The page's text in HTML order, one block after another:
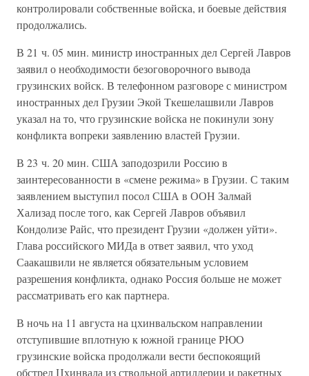
контролировали собственные войска, и боевые действия
продолжались.
В 21 ч. 05 мин. министр иностранных дел Сергей Лавров
заявил о необходимости безоговорочного вывода
грузинских войск. В телефонном разговоре с министром
иностранных дел Грузии Экой Ткешелашвили Лавров
указал на то, что грузинские войска не покинули зону
конфликта вопреки заявлению властей Грузии.
В 23 ч. 20 мин. США заподозрили Россию в
заинтересованности в «смене режима» в Грузии. С таким
заявлением выступил посол США в ООН Залмай
Хализад после того, как Сергей Лавров объявил
Кондолизе Райс, что президент Грузии «должен уйти».
Глава российского МИДа в ответ заявил, что уход
Саакашвили не является обязательным условием
разрешения конфликта, однако Россия больше не может
рассматривать его как партнера.
В ночь на 11 августа на цхинвальском направлении
отступившие вплотную к южной границе РЮО
грузинские войска продолжали вести беспокоящий
обстрел Цхинвала из ствольной артиллерии и ракетных